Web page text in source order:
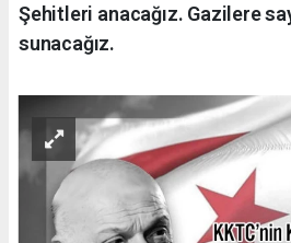
Şehitleri anacağız. Gazilere
sunacağız.